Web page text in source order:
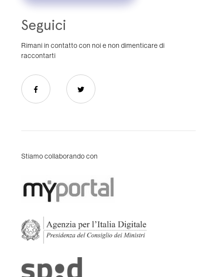
Seguici
Rimani in contatto con noi e non dimenticare di
raccontarti
Stiamo collaborando con